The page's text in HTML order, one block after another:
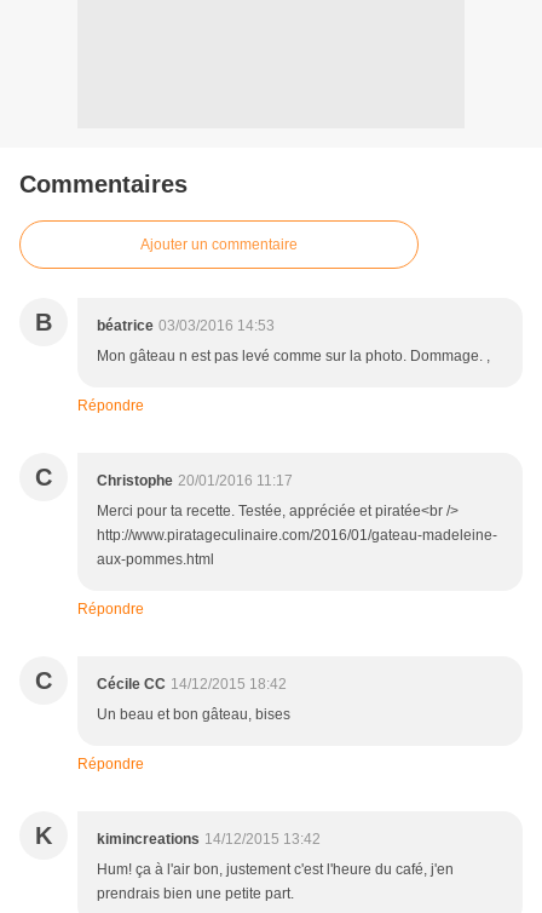
Commentaires
Ajouter un commentaire
B béatrice 03/03/2016 14:53
Mon gâteau n est pas levé comme sur la photo. Dommage. ,
Répondre
C Christophe 20/01/2016 11:17
Merci pour ta recette. Testée, appréciée et piratée<br />
http://www.piratageculinaire.com/2016/01/gateau-madeleine-
aux-pommes.html
Répondre
C Cécile CC 14/12/2015 18:42
Un beau et bon gâteau, bises
Répondre
K kimincreations 14/12/2015 13:42
Hum! ça à l'air bon, justement c'est l'heure du café, j'en
prendrais bien une petite part.